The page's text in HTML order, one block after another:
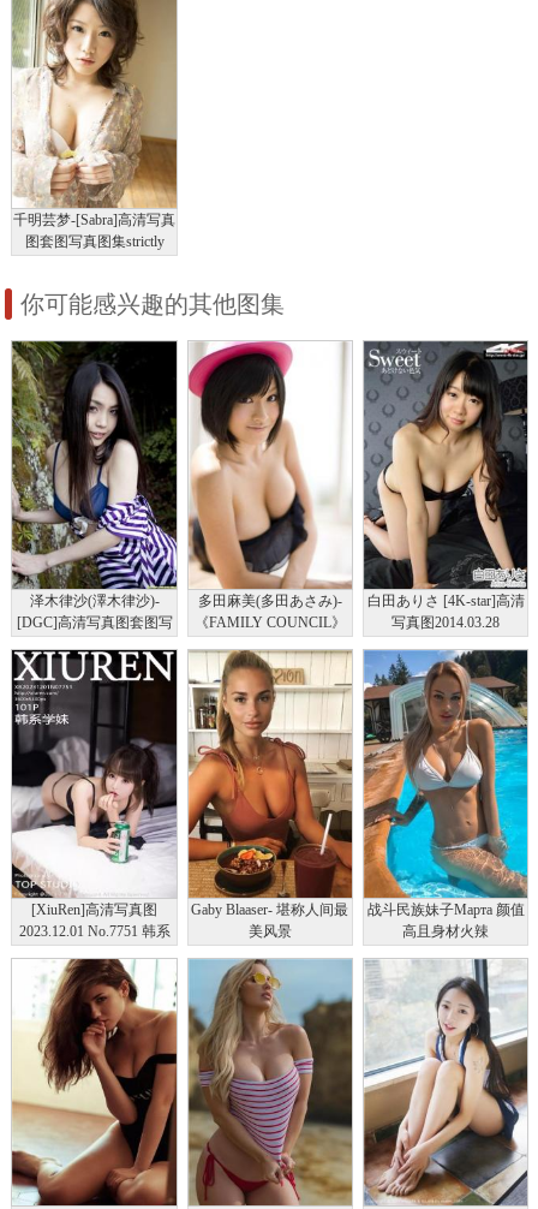
千明芸梦-[Sabra]高清写真
图套图写真图集strictly
你可能感兴趣的其他图集
泽木律沙(澤木律沙)-
[DGC]高清写真图套图写
多田麻美(多田あさみ)-
《FAMILY COUNCIL》
真图集
白田ありさ [4K-star]高清
写真图2014.03.28
[XiuRen]高清写真图
2023.12.01 No.7751 韩系
Gaby Blaaser- 堪称人间最
美风景
战斗民族妹子Марта 颜值
高且身材火辣